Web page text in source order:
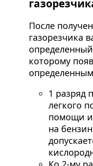
После
газорезчика
которому
1 разряд
легкого
помощи
на